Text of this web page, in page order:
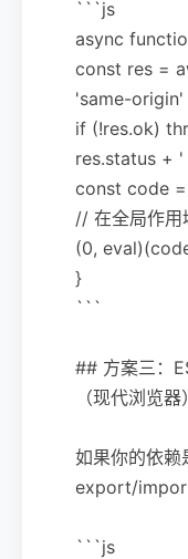
```js
async
const res =
'same-origin'
if (!res.ok)
res.status +
const code
// 在全局作用
(0,
}
```
## 方案三：
（现代浏览器）
如果你的依赖
export/import
```js